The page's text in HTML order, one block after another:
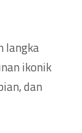
langka
ikonik
dan